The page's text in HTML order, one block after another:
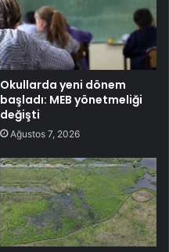
Okullarda yeni dönem
başladı: MEB yönetmeliği
değişti
Ağustos 7, 2026